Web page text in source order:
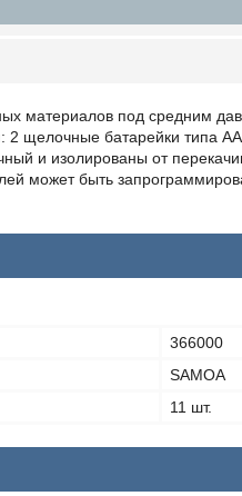
материалов под средним
2 щелочные батарейки типа
и изолированы от
может быть
366000
SAMOA
11 шт.